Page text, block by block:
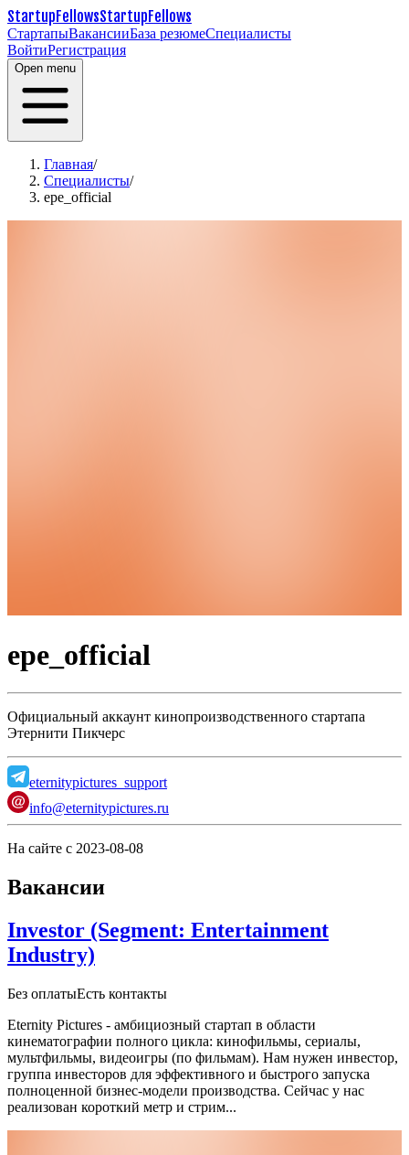
StartupFellowsStartupFellows
СтартапыВакансииБаза резюмеСпециалисты
ВойтиРегистрация
Open menu
Главная/
Специалисты/
epe_official
epe_official
Официальный аккаунт кинопроизводственного стартапа
Этернити Пикчерс
eternitypictures_support
info@eternitypictures.ru
На сайте с 2023-08-08
Вакансии
Investor (Segment: Entertainment
Industry)
Без оплатыЕсть контакты
Eternity Pictures - амбициозный стартап в области
кинематографии полного цикла: кинофильмы, сериалы,
мультфильмы, видеоигры (по фильмам). Нам нужен инвестор,
группа инвесторов для эффективного и быстрого запуска
полноценной бизнес-модели производства. Сейчас у нас
реализован короткий метр и стрим...